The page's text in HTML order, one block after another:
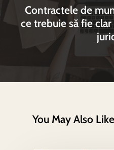
Contractele de
ce trebuie să fie
You May Also Like